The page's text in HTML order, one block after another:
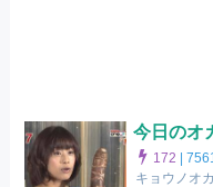
今日のオ
172 |
キョウノオ